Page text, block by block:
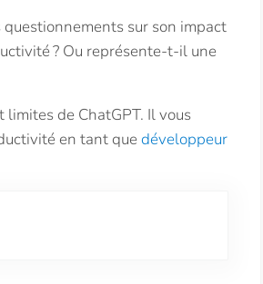
sur son impact
? Ou représente-t-il une
de ChatGPT. Il vous
en tant quedéveloppeur